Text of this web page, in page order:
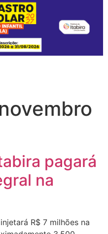
pagará
na
R$ 7 milhões na